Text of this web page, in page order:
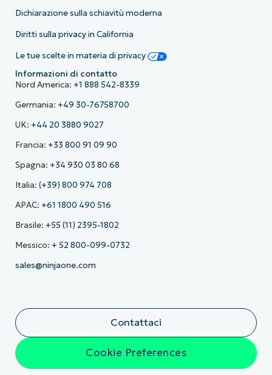
Dichiarazione sulla schiavitù moderna
Diritti sulla privacy in California
Le tue scelte in materia di privacy
Informazioni di contatto
Nord America: +1 888 542-8339
Germania: +49 30-76758700
UK: +44 20 3880 9027
Francia: +33 800 91 09 90
Spagna: +34 930 03 80 68
Italia: (+39) 800 974 708
APAC: +61 1800 490 516
Brasile: +55 (11) 2395-1802
Messico: + 52 800-099-0732
sales@ninjaone.com
Contattaci
Cookie Preferences